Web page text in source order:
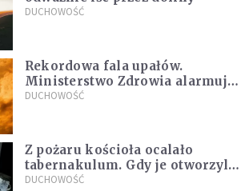
DUCHOWOŚĆ
Rekordowa fala upałów.
Ministerstwo Zdrowia alarmuje
po doświadczeniach z czerwca
DUCHOWOŚĆ
Z pożaru kościoła ocalało
tabernakulum. Gdy je otworzyli,
"zapach świeżego chleba
DUCHOWOŚĆ